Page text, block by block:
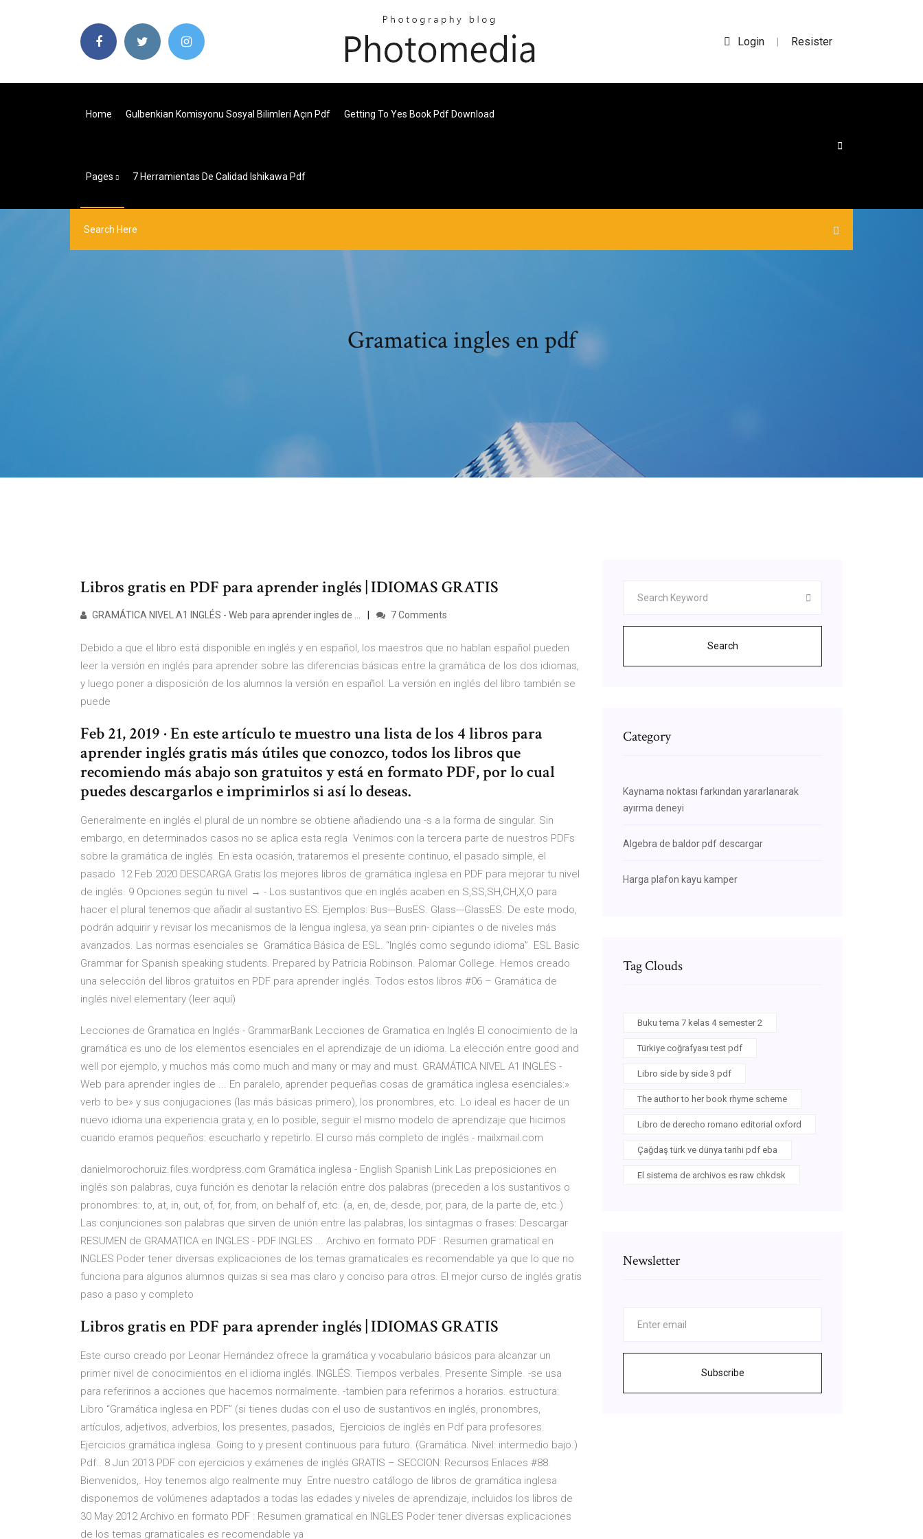
Login | Resister
Home Gulbenkian Komisyonu Sosyal Bilimleri Açın Pdf Getting To Yes Book Pdf Download
Pages 7 Herramientas De Calidad Ishikawa Pdf
Gramatica ingles en pdf
Libros gratis en PDF para aprender inglés | IDIOMAS GRATIS
GRAMÁTICA NIVEL A1 INGLÉS - Web para aprender ingles de ... 7 Comments
Debido a que el libro está disponible en inglés y en español, los maestros que no hablan español pueden
leer la versión en inglés para aprender sobre las diferencias básicas entre la gramática de los dos idiomas,
y luego poner a disposición de los alumnos la versión en español. La versión en inglés del libro también se
puede
Feb 21, 2019 · En este artículo te muestro una lista de los 4 libros para
aprender inglés gratis más útiles que conozco, todos los libros que
recomiendo más abajo son gratuitos y está en formato PDF, por lo cual
puedes descargarlos e imprimirlos si así lo deseas.
Generalmente en inglés el plural de un nombre se obtiene añadiendo una -s a la forma de singular. Sin
embargo, en determinados casos no se aplica esta regla Venimos con la tercera parte de nuestros PDFs
sobre la gramática de inglés. En esta ocasión, trataremos el presente continuo, el pasado simple, el
pasado 12 Feb 2020 DESCARGA Gratis los mejores libros de gramática inglesa en PDF para mejorar tu nivel
de inglés. 9 Opciones según tu nivel → - Los sustantivos que en inglés acaben en S,SS,SH,CH,X,O para
hacer el plural tenemos que añadir al sustantivo ES. Ejemplos: Bus---BusES. Glass---GlassES. De este modo,
podrán adquirir y revisar los mecanismos de la lengua inglesa, ya sean prin- cipiantes o de niveles más
avanzados. Las normas esenciales se Gramática Básica de ESL. “Inglés como segundo idioma”. ESL Basic
Grammar for Spanish speaking students. Prepared by Patricia Robinson. Palomar College. Hemos creado
una selección del libros gratuitos en PDF para aprender inglés. Todos estos libros #06 – Gramática de
inglés nivel elementary (leer aquí)
Lecciones de Gramatica en Inglés - GrammarBank Lecciones de Gramatica en Inglés El conocimiento de la
gramática es uno de los elementos esenciales en el aprendizaje de un idioma. La elección entre good and
well por ejemplo, y muchos más como much and many or may and must. GRAMÁTICA NIVEL A1 INGLÉS -
Web para aprender ingles de ... En paralelo, aprender pequeñas cosas de gramática inglesa esenciales:»
verb to be» y sus conjugaciones (las más básicas primero), los pronombres, etc. Lo ideal es hacer de un
nuevo idioma una experiencia grata y, en lo posible, seguir el mismo modelo de aprendizaje que hicimos
cuando eramos pequeños: escucharlo y repetirlo. El curso más completo de inglés - mailxmail.com
danielmorochoruiz.files.wordpress.com Gramática inglesa - English Spanish Link Las preposiciones en
inglés son palabras, cuya función es denotar la relación entre dos palabras (preceden a los sustantivos o
pronombres: to, at, in, out, of, for, from, on behalf of, etc. (a, en, de, desde, por, para, de la parte de, etc.)
Las conjunciones son palabras que sirven de unión entre las palabras, los sintagmas o frases: Descargar
RESUMEN de GRAMATICA en INGLES - PDF INGLES ... Archivo en formato PDF : Resumen gramatical en
INGLES Poder tener diversas explicaciones de los temas gramaticales es recomendable ya que lo que no
funciona para algunos alumnos quizas si sea mas claro y conciso para otros. El mejor curso de inglés gratis
paso a paso y completo
Libros gratis en PDF para aprender inglés | IDIOMAS GRATIS
Este curso creado por Leonar Hernández ofrece la gramática y vocabulario básicos para alcanzar un
primer nivel de conocimientos en el idioma inglés. INGLÉS. Tiempos verbales. Presente Simple. -se usa
para referirinos a acciones que hacemos normalmente. -tambien para referirnos a horarios. estructura:
Libro “Gramática inglesa en PDF” (si tienes dudas con el uso de sustantivos en inglés, pronombres,
artículos, adjetivos, adverbios, los presentes, pasados, Ejercicios de inglés en Pdf para profesores.
Ejercicios gramática inglesa. Going to y present continuous para futuro. (Gramática. Nivel: intermedio bajo.)
Pdf.. 8 Jun 2013 PDF con ejercicios y exámenes de inglés GRATIS – SECCION: Recursos Enlaces #88.
Bienvenidos,. Hoy tenemos algo realmente muy Entre nuestro catálogo de libros de gramática inglesa
disponemos de volúmenes adaptados a todas las edades y niveles de aprendizaje, incluidos los libros de
30 May 2012 Archivo en formato PDF : Resumen gramatical en INGLES Poder tener diversas explicaciones
de los temas gramaticales es recomendable ya
Search
Category
Kaynama noktası farkından yararlanarak
ayırma deneyi
Algebra de baldor pdf descargar
Harga plafon kayu kamper
Tag Clouds
Buku tema 7 kelas 4 semester 2
Türkiye coğrafyası test pdf
Libro side by side 3 pdf
The author to her book rhyme scheme
Libro de derecho romano editorial oxford
Çağdaş türk ve dünya tarihi pdf eba
El sistema de archivos es raw chkdsk
Newsletter
Subscribe